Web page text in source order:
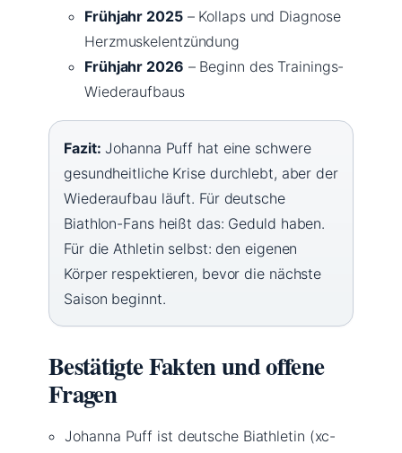
Frühjahr 2025– Kollaps und Diagnose
Herzmuskelentzündung
Frühjahr 2026 – Beginn des Trainings-
Wiederaufbaus
Fazit: Johanna Puff hat eine schwere
gesundheitliche Krise durchlebt, aber der
Wiederaufbau läuft. Für deutsche
Biathlon-Fans heißt das: Geduld haben.
Für die Athletin selbst: den eigenen
Körper respektieren, bevor die nächste
Saison beginnt.
Bestätigte Fakten und offene
Fragen
Johanna Puff ist deutsche Biathletin (xc-